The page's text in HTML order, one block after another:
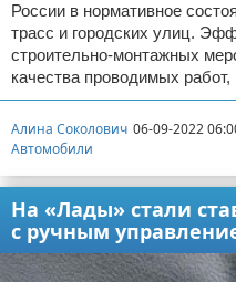
России в нормативное
трасс и городских улиц.
строительно-монтажных
качества проводимых работ,
Алина Соколович 06-09-2022
Автомобили
На «Лады» стали
с ручным